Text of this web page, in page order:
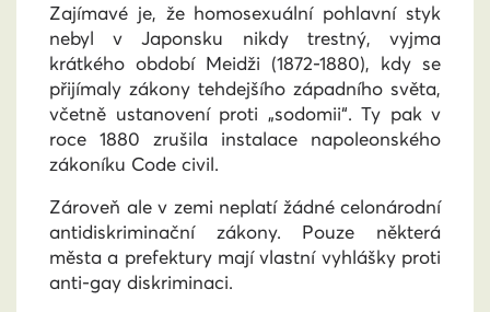
Zajímavé je, že homosexuální pohlavní styk
nebyl v Japonsku nikdy trestný, vyjma
krátkého období Meidži (1872-1880), kdy se
přijímaly zákony tehdejšího západního světa,
včetně ustanovení proti „sodomii“. Ty pak v
roce 1880 zrušila instalace napoleonského
zákoníku Code civil.
Zároveň ale v zemi neplatí žádné celonárodní
antidiskriminační zákony. Pouze některá
města a prefektury mají vlastní vyhlášky proti
anti-gay diskriminaci.